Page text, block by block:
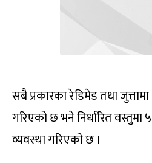
सबै प्रकारका रेडिमेड तथा
गरिएको छ भने निर्धारित
व्यवस्था गरिएको छ ।